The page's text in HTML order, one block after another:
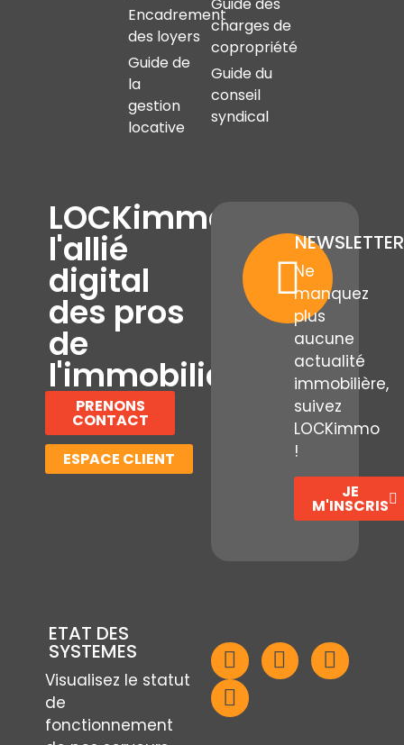
Encadrement
des loyers
Guide de
la
gestion
locative
Guide des
charges de
copropriété
Guide du
conseil
syndical
LOCKimmo,
l'allié
digital
des pros
de
l'immobilier
PRENONS
CONTACT
ESPACE CLIENT
NEWSLETTER
Ne
manquez
plus
aucune
actualité
immobilière,
suivez
LOCKimmo
!
JE
M'INSCRIS
ETAT DES
SYSTEMES
Visualisez le statut
de
fonctionnement